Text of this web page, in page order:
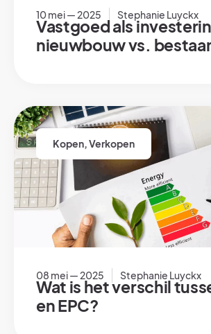
10 mei — 2025 Stephanie Luyckx
Vastgoed als
nieuwbouw vs.
Kopen,Verkopen
08 mei — 2025 Stephanie Luyckx
Wat is het verschil
en EPC?